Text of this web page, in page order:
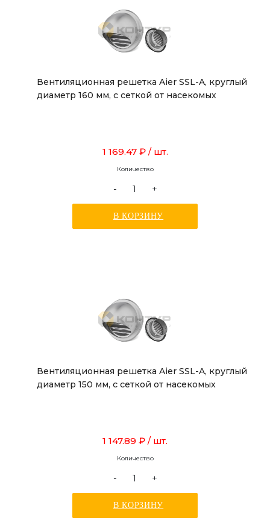
Вентиляционная решетка Aier SSL-A, круглый
диаметр 160 мм, с сеткой от насекомых
1 169.47 ₽ / шт.
Количество
- +
В КОРЗИНУ
Вентиляционная решетка Aier SSL-A, круглый
диаметр 150 мм, с сеткой от насекомых
1 147.89 ₽ / шт.
Количество
- +
В КОРЗИНУ